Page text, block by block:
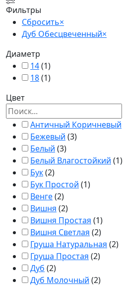
Фильтры
Сбросить×
Дуб Обесцвеченный×
Диаметр
14(1)
18(1)
Цвет
Античный Коричневый
Бежевый (3)
Белый (3)
Белый Влагостойкий (1)
Бук(2)
Бук Простой (1)
Венге(2)
Вишня (2)
Вишня Простая (1)
Вишня Светлая (2)
Груша Натуральная (2)
Груша Простая (2)
Дуб (2)
Дуб Молочный (2)